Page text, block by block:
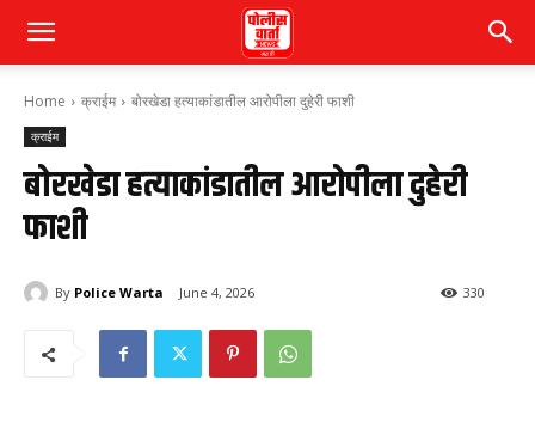
Home क्राईम बोरखेडा हत्याकांडातील आरोपीला दुहेरी फाशी
क्राईम
बोरखेडा हत्याकांडातील आरोपीला दुहेरी
फाशी
By Police Warta June 4, 2026 330